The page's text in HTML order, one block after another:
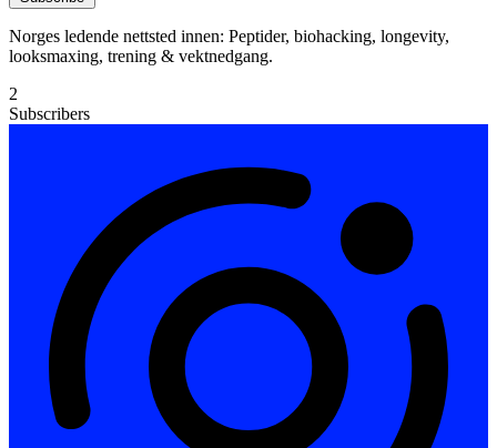
Norges ledende nettsted innen: Peptider, biohacking, longevity,
looksmaxing, trening & vektnedgang.
2
Subscribers